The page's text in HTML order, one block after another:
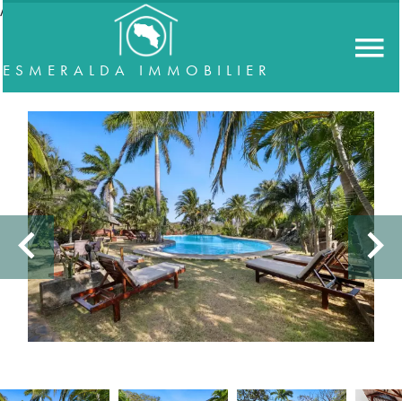
//accordeon
ESMERALDA IMMOBILIER